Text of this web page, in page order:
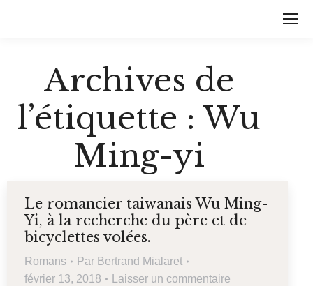
Archives de
l’étiquette : Wu
Ming-yi
Le romancier taiwanais Wu Ming-
Yi, à la recherche du père et de
bicyclettes volées.
Romans Par Bertrand Mialaret
février 13, 2018
Laisser un commentaire